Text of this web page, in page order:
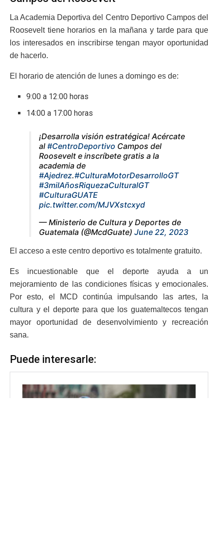
La Academia Deportiva del Centro Deportivo Campos del
Roosevelt tiene horarios en la mañana y tarde para que
los interesados en inscribirse tengan mayor oportunidad
de hacerlo.
El horario de atención de lunes a domingo es de:
9:00 a 12:00 horas
14:00 a 17:00 horas
¡Desarrolla visión estratégica! Acércate
al #CentroDeportivo Campos del
Roosevelt e inscríbete gratis a la
academia de
#Ajedrez.#CulturaMotorDesarrolloGT
#3milAñosRiquezaCulturalGT
#CulturaGUATE
pic.twitter.com/MJVXstcxyd
— Ministerio de Cultura y Deportes de
Guatemala (@McdGuate) June 22, 2023
El acceso a este centro deportivo es totalmente gratuito.
Es incuestionable que el deporte ayuda a un
mejoramiento de las condiciones físicas y emocionales.
Por esto, el MCD continúa impulsando las artes, la
cultura y el deporte para que los guatemaltecos tengan
mayor oportunidad de desenvolvimiento y recreación
sana.
Puede interesarle: